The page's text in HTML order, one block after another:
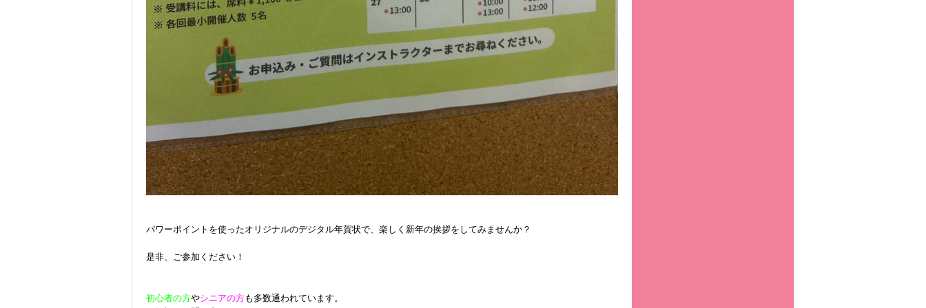
無料体験に申し込む
0120-868-003
受付時間／9:00〜18:00 土日祝休み
パワーポイントを使ったオリジナルのデジタル年賀状で、楽しく新年の挨拶をしてみませんか？
是非、ご参加ください！
初心者の方やシニアの方も多数通われています。